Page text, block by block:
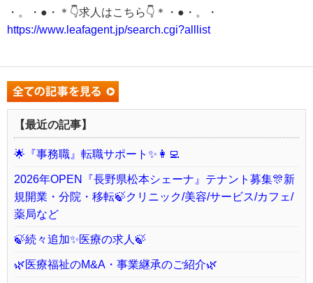
・。・●・＊👇求人はこちら👇＊・●・。・
https://www.leafagent.jp/search.cgi?alllist
【最近の記事】
🌟『事務職』転職サポート✨👩‍💻
2026年OPEN『長野県松本シェーナ』テナント募集🎊新
規開業・分院・移転🍃クリニック/美容/サービス/カフェ/
薬局など
🍃続々追加✨医療の求人🍃
🌿医療福祉のM&A・事業継承のご紹介🌿